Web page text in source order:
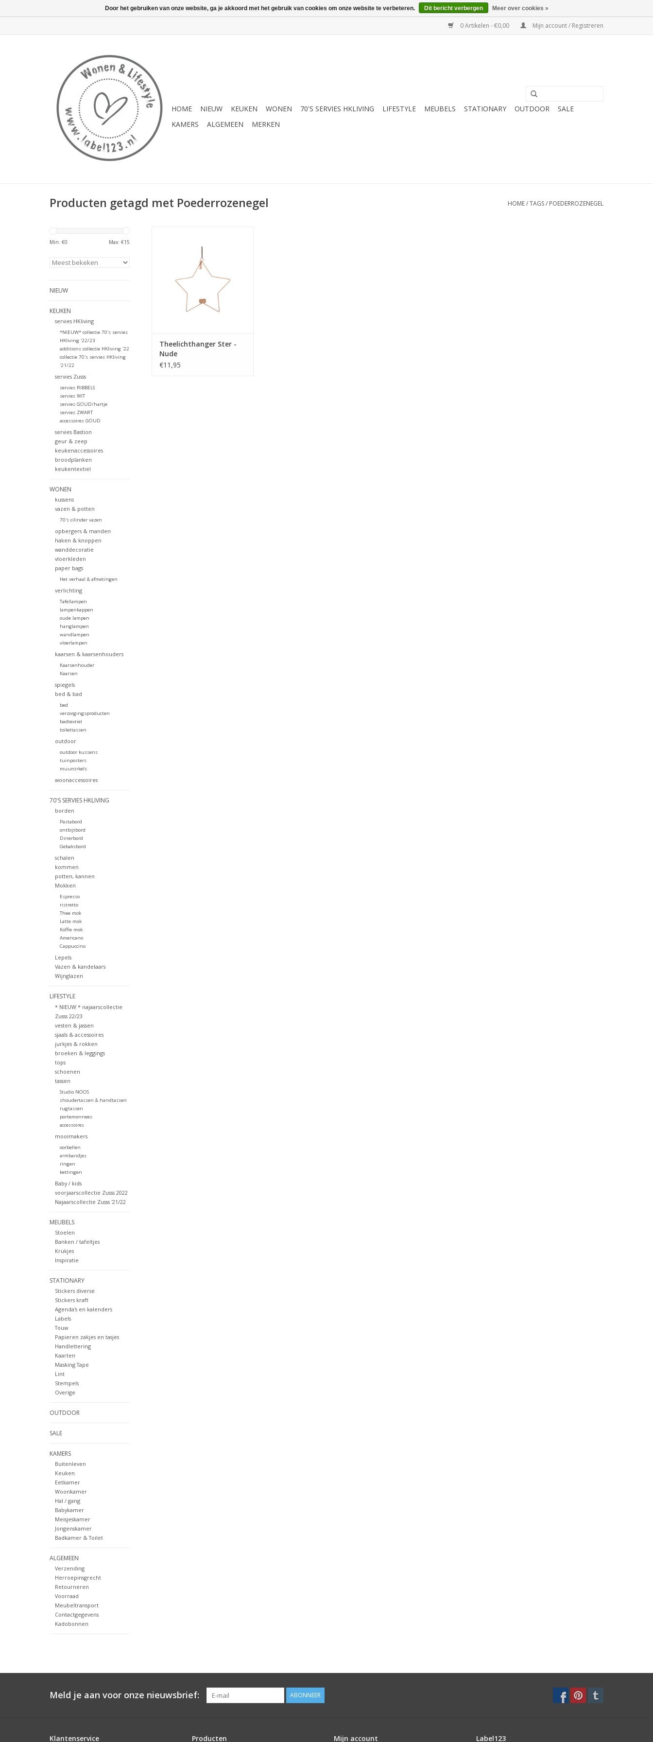
0 Artikelen - €0,00 Mijn account / Registreren
HOME NIEUW KEUKEN WONEN 70'S SERVIES HKLIVING LIFESTYLE MEUBELS STATIONARY OUTDOOR
SALE
KAMERS
ALGEMEEN MERKEN
Producten getagd met Poederrozenegel HOME/TAGS/ POEDERROZENEGEL
Min: €0 Max: €15
NIEUW
KEUKEN
servies HKliving
*NIEUW* collectie 70's servies
HKliving '22/23
additions collectie HKliving '22
collectie 70's servies HKliving
'21/22
servies Zusss
servies RIBBELS
servies WIT
servies GOUD/hartje
servies ZWART
accessoires GOUD
servies Bastion
geur & zeep
keukenaccessoires
broodplanken
keukentextiel
WONEN
kussens
vazen & potten
70's cilinder vazen
opbergers & manden
haken & knoppen
wanddecoratie
vloerkleden
paper bags
Het verhaal & afmetingen
verlichting
Tafellampen
lampenkappen
oude lampen
hanglampen
wandlampen
vloerlampen
kaarsen & kaarsenhouders
Kaarsenhouder
Kaarsen
spiegels
bed & bad
bed
verzorgingsproducten
badtextiel
toilettassen
outdoor
outdoor kussens
tuinposters
muurcirkels
woonaccessoires
70'S SERVIES HKLIVING
borden
Pastabord
ontbijtbord
Dinerbord
Gebaksbord
schalen
kommen
potten, kannen
Mokken
Espresso
ristretto
Thee mok
Latte mok
Koffie mok
Americano
Cappuccino
Lepels
Vazen & kandelaars
Wijnglazen
LIFESTYLE
* NIEUW * najaarscollectie
Zusss 22/23
vesten & jassen
sjaals & accessoires
jurkjes & rokken
broeken & leggings
tops
schoenen
tassen
Studio NOOS
shoudertassen & handtassen
rugtassen
portemonnees
accessoires
mooimakers
oorbellen
armbandjes
ringen
kettingen
Baby / kids
voorjaarscollectie Zusss 2022
Najaarscollectie Zusss '21/22
MEUBELS
Stoelen
Banken / tafeltjes
Krukjes
Inspiratie
STATIONARY
Stickers diverse
Stickers kraft
Agenda's en kalenders
Labels
Touw
Papieren zakjes en tasjes
Handlettering
Kaarten
Masking Tape
Lint
Stempels
Overige
OUTDOOR
SALE
KAMERS
Buitenleven
Keuken
Eetkamer
Woonkamer
Hal / gang
Babykamer
Meisjeskamer
Jongenskamer
Badkamer & Toilet
ALGEMEEN
Verzending
Herroepinsgrecht
Retourneren
Voorraad
Meubeltransport
Contactgegevens
Kadobonnen
TOEVOEGEN AAN WINKELWAGEN
Theelichthanger Ster -
Nude
€11,95
Meld je aan voor onze nieuwsbrief: ABONNEER
Klantenservice Producten Mijn account Label123
Door het gebruiken van onze website, ga je akkoord met het gebruik van cookies om onze website te verbeteren. Dit bericht verbergen Meer over cookies »